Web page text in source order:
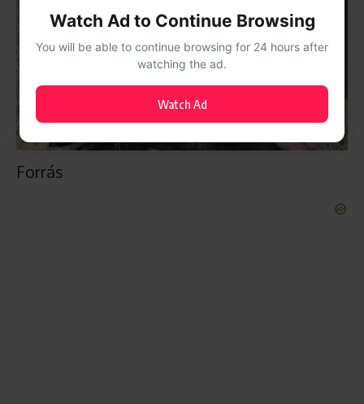
Forrás
Watch Ad to Continue Browsing
You will be able to continue browsing for 24 hours after
watching the ad.
Watch Ad